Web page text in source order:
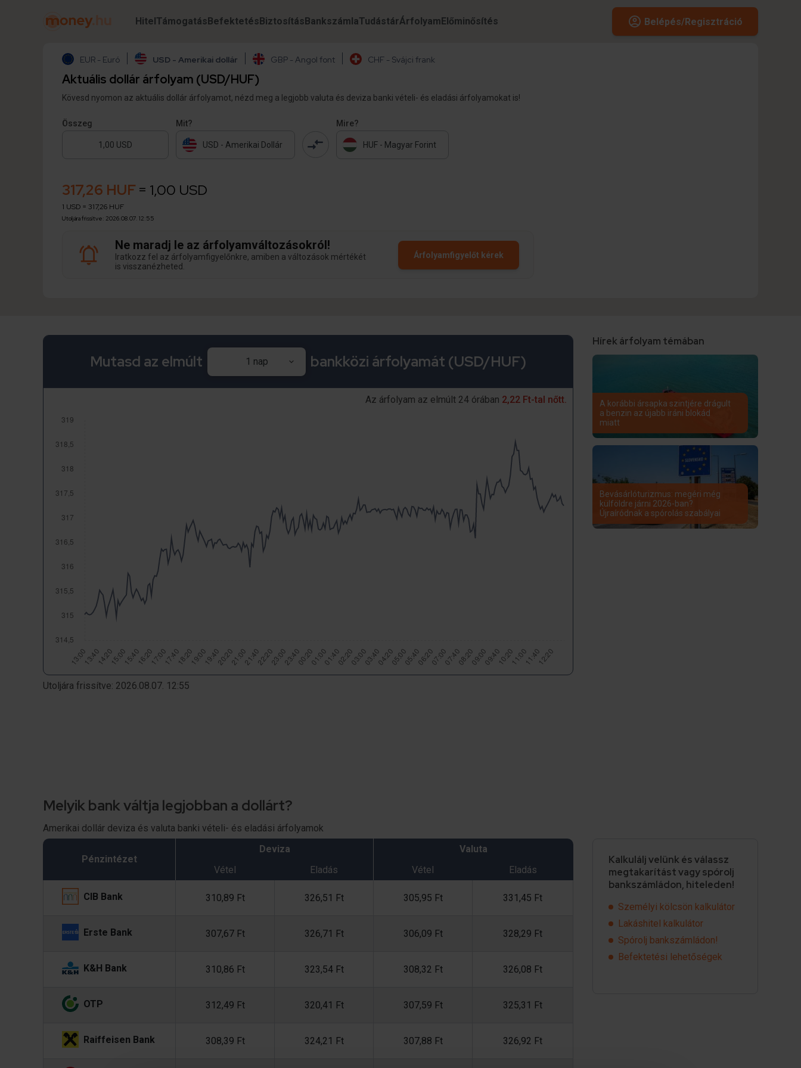
HitelTámogatásBefektetésBiztosításBankszámlaTudástárÁrfolyamElőminősítés Belépés/Regisztráció
EUR - Euró USD - Amerikai dollár GBP - Angol font CHF - Svájci frank
Aktuális dollár árfolyam (USD/HUF)
Kövesd nyomon az aktuális dollár árfolyamot, nézd meg a legjobb valuta és deviza banki vételi- és eladási árfolyamokat is!
Összeg Mit?
USD - Amerikai Dollár
Mire?
HUF - Magyar Forint
317,26 HUF= 1,00 USD
1 USD = 317,26 HUF
Utoljára frissítve: 2026.08.07. 12:55
Ne maradj le az árfolyamváltozásokról!
Iratkozz fel az árfolyamfigyelőnkre, amiben a változások mértékét
is visszanézheted.
Árfolyamfigyelőt kérek
Mutasd az elmúlt bankközi árfolyamát (USD/HUF)
Az árfolyam az elmúlt 24 órában 2,22 Ft-tal nőtt.
Utoljára frissítve: 2026.08.07. 12:55
Hírek árfolyam témában
A korábbi ársapka szintjére drágult
a benzin az újabb iráni blokád
miatt
Bevásárlóturizmus: megéri még
külföldre járni 2026-ban?
Újraíródnak a spórolás szabályai
Melyik bank váltja legjobban a dollárt?
Amerikai dollár deviza és valuta banki vételi- és eladási árfolyamok
Pénzintézet
Deviza
Valuta
Vétel
Eladás Vétel Eladás
CIB Bank 310,89 Ft 326,51 Ft 305,95 Ft 331,45 Ft
Erste Bank 307,67 Ft 326,71 Ft 306,09 Ft 328,29 Ft
K&H Bank 310,86 Ft 323,54 Ft 308,32 Ft 326,08 Ft
OTP 312,49 Ft 320,41 Ft 307,59 Ft 325,31 Ft
Raiffeisen Bank 308,39 Ft 324,21 Ft 307,88 Ft 326,92 Ft
Kalkulálj velünk és válassz
megtakarítást vagy spórolj
bankszámládon, hiteleden!
Személyi kölcsön kalkulátor
Lakáshitel kalkulátor
Spórolj bankszámládon!
Befektetési lehetőségek